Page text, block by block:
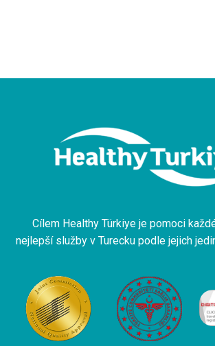
Cílem Healthy Türkiye je pomoci
nejlepší služby v Turecku podle jejich